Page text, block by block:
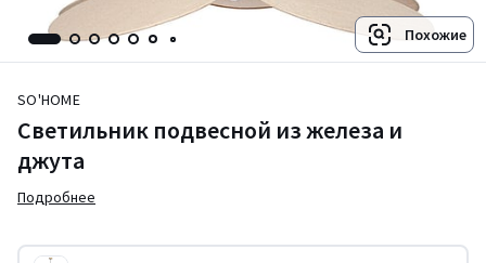
Похожие
SO'HOME
Светильник подвесной из железа и
джута
Подробнее